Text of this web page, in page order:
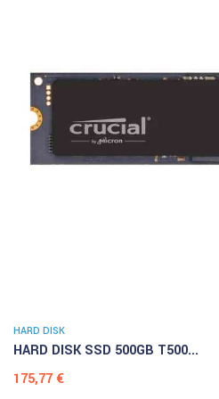
HARD DISK
HARD DISK SSD 500GB T500...
Prezzo
175,77 €